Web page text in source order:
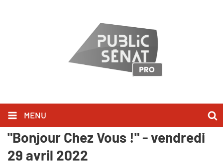
MENU
Philippe Martinez l'a dit dans
"Bonjour Chez Vous !" - vendredi
29 avril 2022